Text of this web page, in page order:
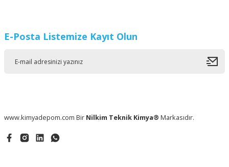
E-Posta Listemize Kayıt Olun
www.kimyadepom.com Bir Nilkim Teknik Kimya® Markasıdır.